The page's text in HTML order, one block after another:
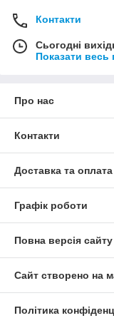
Контакти
Сьогодні
Показати весь
Про нас
Контакти
Доставка та оплата
Графік роботи
Повна версія сайту
Сайт створено на
Політика